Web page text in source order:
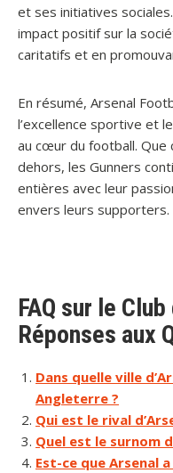
et ses initiatives
impact positif sur la
caritatifs et en
En résumé, Arsenal
l’excellence sportive et
au cœur du football. Que
dehors, les Gunners
entières avec leur
envers leurs supporters.
FAQ sur le
Réponses aux
Dans quelle ville
Angleterre ?
Qui est le rival
Quel est le surnom
Est-ce que Arsenal